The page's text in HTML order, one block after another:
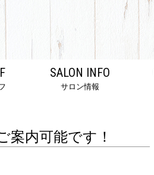
SALON INFO
サロン情報
案内可能です！